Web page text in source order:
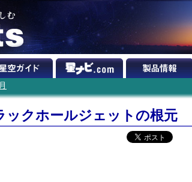
ックホールジェットの根元